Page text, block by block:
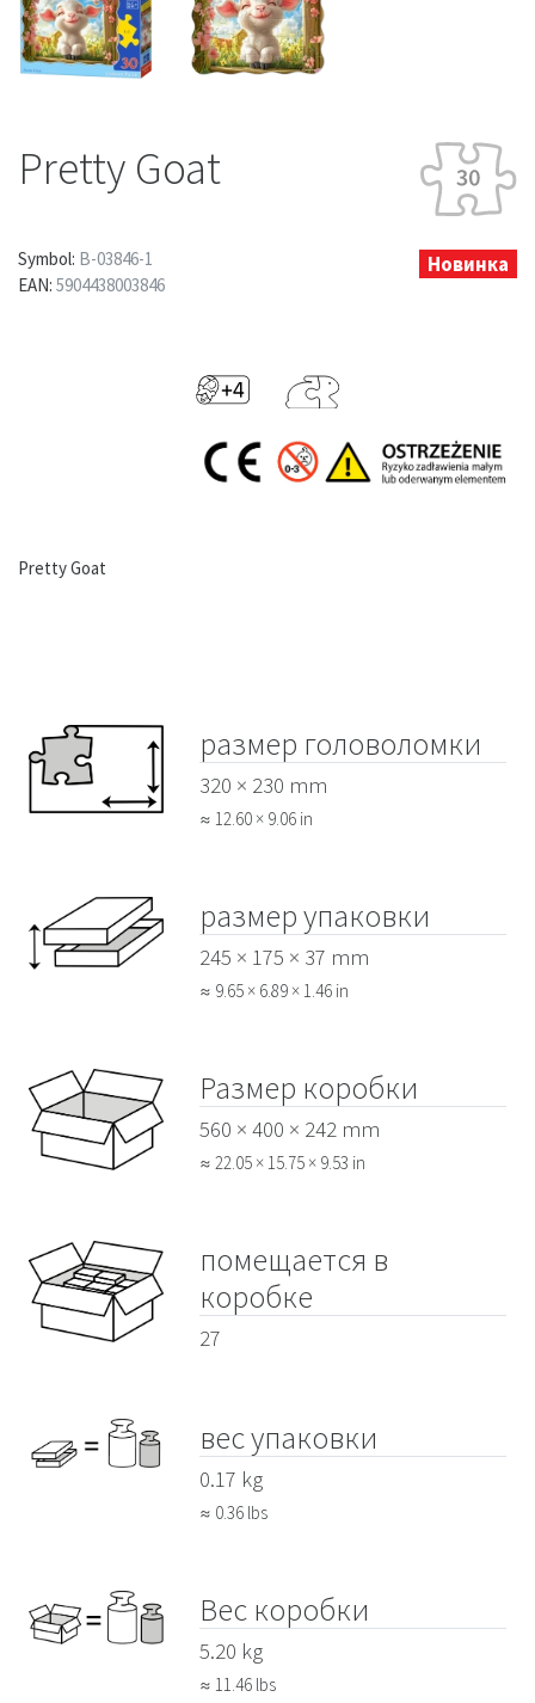
Pretty Goat
Symbol: B-03846-1
EAN: 5904438003846
Новинка
Pretty Goat
размер головоломки
320 × 230 mm
≈ 12.60 × 9.06 in
размер упаковки
245 × 175 × 37 mm
≈ 9.65 × 6.89 × 1.46 in
Размер коробки
560 × 400 × 242 mm
≈ 22.05 × 15.75 × 9.53 in
помещается в
коробке
27
вес упаковки
0.17 kg
≈ 0.36 lbs
Вес коробки
5.20 kg
≈ 11.46 lbs